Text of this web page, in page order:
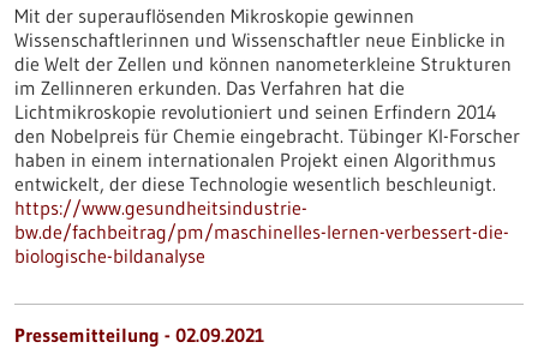
Mit der superauflösenden Mikroskopie gewinnen
Wissenschaftlerinnen und Wissenschaftler neue Einblicke in
die Welt der Zellen und können nanometerkleine Strukturen
im Zellinneren erkunden. Das Verfahren hat die
Lichtmikroskopie revolutioniert und seinen Erfindern 2014
den Nobelpreis für Chemie eingebracht. Tübinger KI-Forscher
haben in einem internationalen Projekt einen Algorithmus
entwickelt, der diese Technologie wesentlich beschleunigt.
https://www.gesundheitsindustrie-
bw.de/fachbeitrag/pm/maschinelles-lernen-verbessert-die-
biologische-bildanalyse
Pressemitteilung - 02.09.2021